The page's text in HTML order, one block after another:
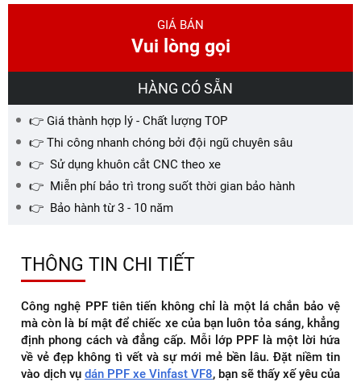
GIÁ BÁN
Vui lòng gọi
HÀNG CÓ SẴN
👉 Giá thành hợp lý - Chất lượng TOP
👉 Thi công nhanh chóng bởi đội ngũ chuyên sâu
👉 Sử dụng khuôn cắt CNC theo xe
👉 Miễn phí bảo trì trong suốt thời gian bảo hành
👉 Bảo hành từ 3 - 10 năm
THÔNG TIN CHI TIẾT
Công nghệ PPF tiên tiến không chỉ là một lá chắn bảo vệ
mà còn là bí mật để chiếc xe của bạn luôn tỏa sáng, khẳng
định phong cách và đẳng cấp. Mỗi lớp PPF là một lời hứa
về vẻ đẹp không tì vết và sự mới mẻ bền lâu. Đặt niềm tin
vào dịch vụ dán PPF xe Vinfast VF8, bạn sẽ thấy xế yêu của